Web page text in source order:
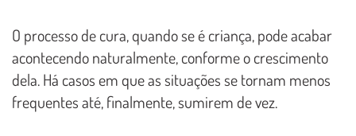
O processo de cura, quando se é criança, pode acabar
acontecendo naturalmente, conforme o crescimento
dela. Há casos em que as situações se tornam menos
frequentes até, finalmente, sumirem de vez.